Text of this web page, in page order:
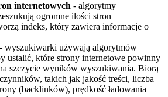
internetowych - algorytmy
ogromne ilości stron
indeks, który zawiera informacje o
- wyszukiwarki używają algorytmów
ustalić, które strony internetowe powinny
szczycie wyników wyszukiwania. Biorą
takich jak jakość treści, liczba
(backlinków), prędkość ładowania